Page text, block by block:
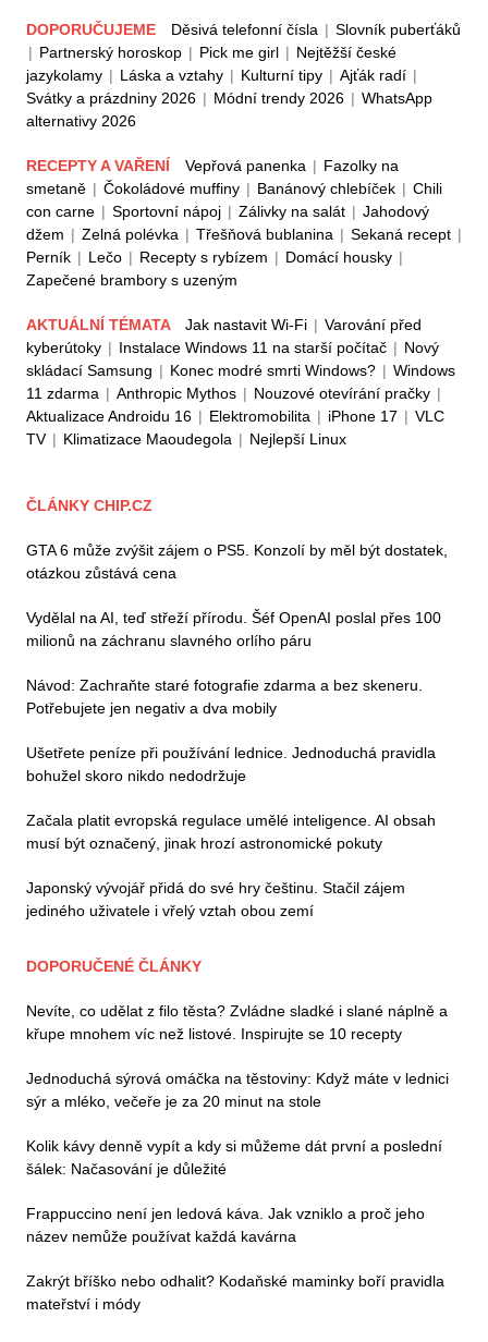
DOPORUČUJEME Děsivá telefonní čísla | Slovník puberťáků
| Partnerský horoskop | Pick me girl | Nejtěžší české
jazykolamy | Láska a vztahy | Kulturní tipy | Ajťák radí |
Svátky a prázdniny 2026 | Módní trendy 2026 | WhatsApp
alternativy 2026
RECEPTY A VAŘENÍ Vepřová panenka | Fazolky na
smetaně | Čokoládové muffiny | Banánový chlebíček | Chili
con carne | Sportovní nápoj | Zálivky na salát | Jahodový
džem | Zelná polévka | Třešňová bublanina | Sekaná recept |
Perník | Lečo | Recepty s rybízem | Domácí housky |
Zapečené brambory s uzeným
AKTUÁLNÍ TÉMATA Jak nastavit Wi-Fi | Varování před
kyberútoky | Instalace Windows 11 na starší počítač | Nový
skládací Samsung | Konec modré smrti Windows? | Windows
11 zdarma | Anthropic Mythos | Nouzové otevírání pračky |
Aktualizace Androidu 16 | Elektromobilita | iPhone 17 | VLC
TV | Klimatizace Maoudegola | Nejlepší Linux
ČLÁNKY CHIP.CZ
GTA 6 může zvýšit zájem o PS5. Konzolí by měl být dostatek,
otázkou zůstává cena
Vydělal na AI, teď střeží přírodu. Šéf OpenAI poslal přes 100
milionů na záchranu slavného orlího páru
Návod: Zachraňte staré fotografie zdarma a bez skeneru.
Potřebujete jen negativ a dva mobily
Ušetřete peníze při používání lednice. Jednoduchá pravidla
bohužel skoro nikdo nedodržuje
Začala platit evropská regulace umělé inteligence. AI obsah
musí být označený, jinak hrozí astronomické pokuty
Japonský vývojář přidá do své hry češtinu. Stačil zájem
jediného uživatele i vřelý vztah obou zemí
DOPORUČENÉ ČLÁNKY
Nevíte, co udělat z filo těsta? Zvládne sladké i slané náplně a
křupe mnohem víc než listové. Inspirujte se 10 recepty
Jednoduchá sýrová omáčka na těstoviny: Když máte v lednici
sýr a mléko, večeře je za 20 minut na stole
Kolik kávy denně vypít a kdy si můžeme dát první a poslední
šálek: Načasování je důležité
Frappuccino není jen ledová káva. Jak vzniklo a proč jeho
název nemůže používat každá kavárna
Zakrýt bříško nebo odhalit? Kodaňské maminky boří pravidla
mateřství i módy